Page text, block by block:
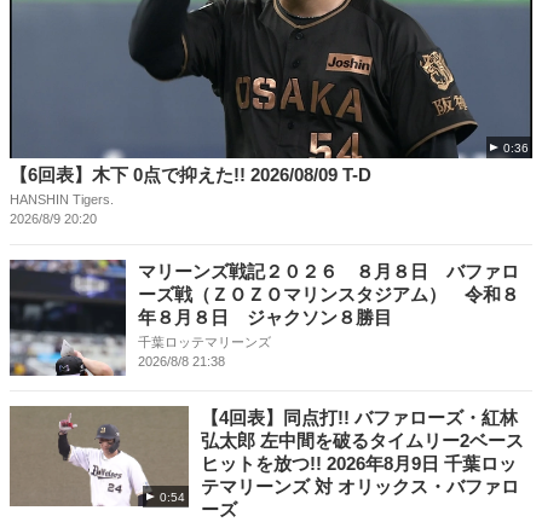
0:36
【6回表】木下 0点で抑えた!! 2026/08/09 T-D
HANSHIN Tigers.
2026/8/9 20:20
マリーンズ戦記２０２６ ８月８日 バファロ
ーズ戦（ＺＯＺＯマリンスタジアム） 令和８
年８月８日 ジャクソン８勝目
千葉ロッテマリーンズ
2026/8/8 21:38
0:54
【4回表】同点打!! バファローズ・紅林
弘太郎 左中間を破るタイムリー2ベース
ヒットを放つ!! 2026年8月9日 千葉ロッ
テマリーンズ 対 オリックス・バファロ
ーズ